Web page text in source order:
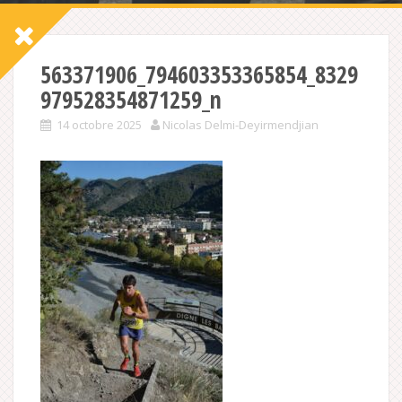
563371906_794603353365854_8329
979528354871259_n
14 octobre 2025 Nicolas Delmi-Deyirmendjian